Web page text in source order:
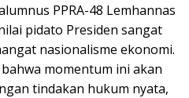
PPRA-48 Lemhannas
pidato Presiden sangat
nasionalisme ekonomi.
momentum ini akan
tindakan hukum nyata,